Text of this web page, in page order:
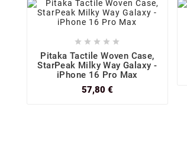
    
Pitaka Tactile Woven Case,
StarPeak Milky Way Galaxy -
iPhone 16 Pro Max
57,80 €